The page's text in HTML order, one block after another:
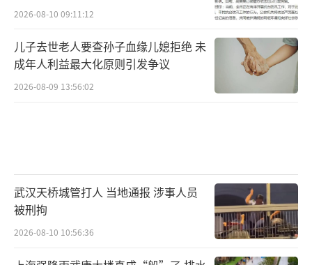
2026-08-10 09:11:12
儿子去世老人要查孙子血缘儿媳拒绝 未
成年人利益最大化原则引发争议
2026-08-09 13:56:02
武汉天桥城管打人 当地通报 涉事人员
被刑拘
2026-08-10 10:56:36